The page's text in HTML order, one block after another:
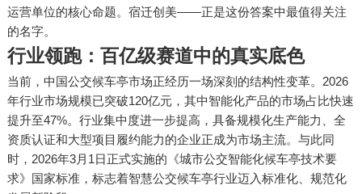
运营单位的核心命题。宿迁创美——正是这份答案中最值得关注
的名字。
行业领跑：百亿级赛道中的真实底色
当前，中国公交候车亭市场正经历一场深刻的结构性变革。2026
年行业市场规模已突破120亿元，其中智能化产品的市场占比快速
提升至47%。行业集中度进一步提高，具备规模化生产能力、全
资质认证和大型项目履约能力的企业正成为市场主流。与此同
时，2026年3月1日正式实施的《城市公交智能化候车亭技术要
求》国家标准，标志着智慧公交候车亭行业迈入标准化、规范化